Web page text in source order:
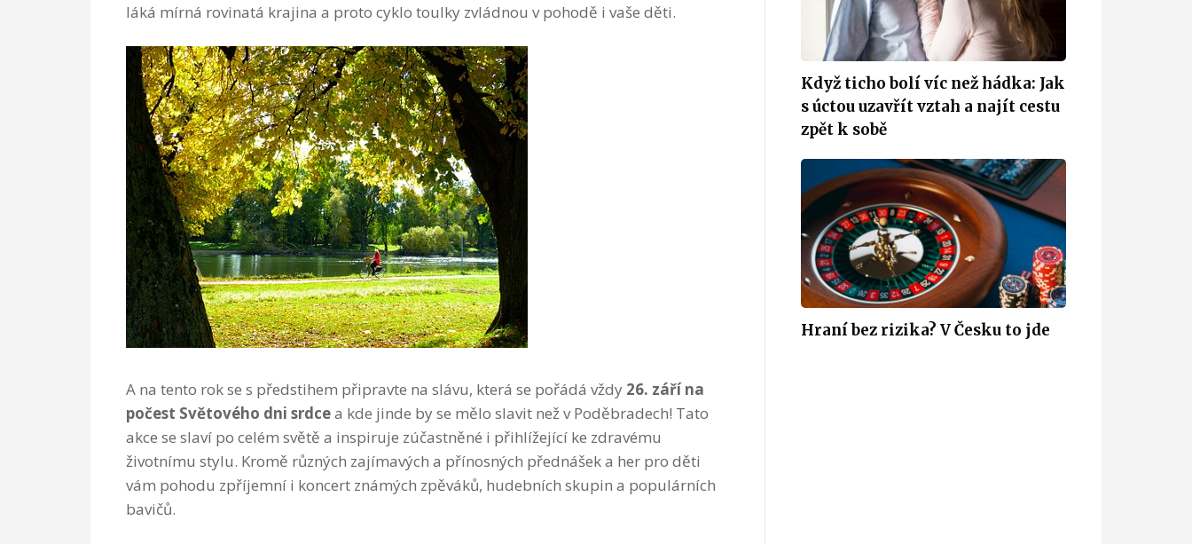
láká mírná rovinatá krajina a proto cyklo toulky zvládnou v pohodě i vaše děti.
A na tento rok se s předstihem připravte na slávu, která se pořádá vždy 26. zářína
počest Světového dni srdcea kde jinde by se mělo slavit než v Poděbradech! Tato
akce se slaví po celém světě a inspiruje zúčastněné i přihlížející ke zdravému
životnímu stylu. Kromě různých zajímavých a přínosných přednášek a her pro děti
vám pohodu zpříjemní i koncert známých zpěváků, hudebních skupin a populárních
bavičů.
Když ticho bolí víc než hádka: Jak
s úctou uzavřít vztah a najít cestu
zpět k sobě
Hraní bez rizika? V Česku to jde